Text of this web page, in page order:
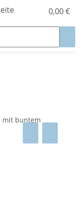
0,00 €